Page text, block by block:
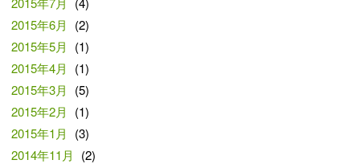
2015年6月
(2)
2015年5月
(1)
2015年4月
(1)
2015年3月
(5)
2015年2月
(1)
2015年1月
(3)
2014年11月
(2)